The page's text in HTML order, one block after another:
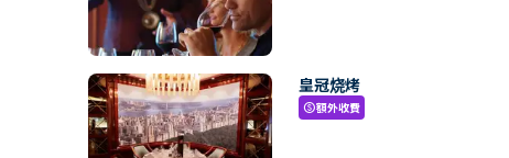
皇冠烧烤
paid額外收費